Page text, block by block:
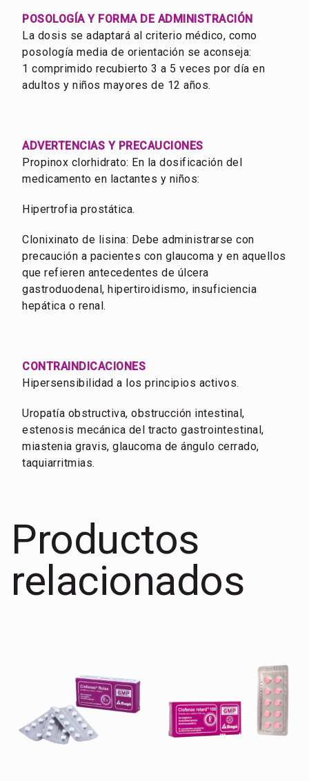
POSOLOGÍA Y FORMA DE ADMINISTRACIÓN
La dosis se adaptará al criterio médico, como
posología media de orientación se aconseja:
1 comprimido recubierto 3 a 5 veces por día en
adultos y niños mayores de 12 años.
ADVERTENCIAS Y PRECAUCIONES
Propinox clorhidrato: En la dosificación del
medicamento en lactantes y niños:
Hipertrofia prostática.
Clonixinato de lisina: Debe administrarse con
precaución a pacientes con glaucoma y en aquellos
que refieren antecedentes de úlcera
gastroduodenal, hipertiroidismo, insuficiencia
hepática o renal.
CONTRAINDICACIONES
Hipersensibilidad a los principios activos.
Uropatía obstructiva, obstrucción intestinal,
estenosis mecánica del tracto gastrointestinal,
miastenia gravis, glaucoma de ángulo cerrado,
taquiarritmias.
Productos
relacionados